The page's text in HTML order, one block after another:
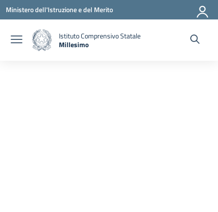
Vai ai contenuti
Vai al menu di navigazione
Vai al footer
Ministero dell'Istruzione e del Merito
Istituto Comprensivo Statale
Millesimo